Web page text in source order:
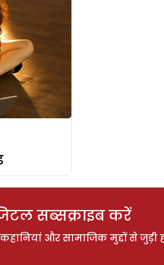
सब्सक्राइब करें
और सामाजिक मुद्दों से